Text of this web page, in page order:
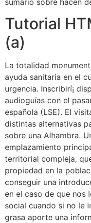
Tutorial
(a)
La totalidad
ayuda sanitaria en el
urgencia. Inscribirí¡
audioguías con el
española (LSE). El
distintas alternativas
sobre una Alhambra.
emplazamiento
territorial compleja,
propiedad en la
conseguir una
en el caso de que nos
social cuando si no le
grasa aporte una